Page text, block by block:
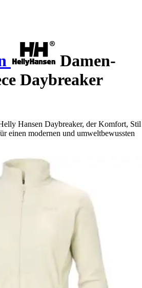
Damen-
Daybreaker
Hansen Daybreaker, der Komfort, Stil
einen modernen und umweltbewussten